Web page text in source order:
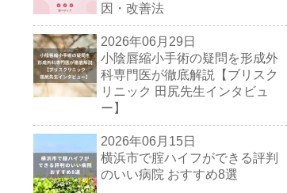
因・改善法
2026年06月29日
小陰唇縮小手術の疑問を形成外
科専門医が徹底解説【ブリスク
リニック 田尻先生インタビュ
ー】
2026年06月15日
横浜市で腟ハイフができる評判
のいい病院 おすすめ8選